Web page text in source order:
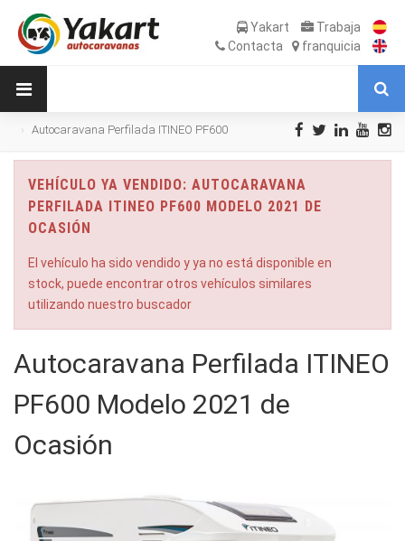
Yakart
Trabaja
Contacta
franquicia
Autocaravana Perfilada ITINEO PF600
VEHÍCULO YA VENDIDO: AUTOCARAVANA
PERFILADA ITINEO PF600 MODELO 2021 DE
OCASIÓN
El vehículo ha sido vendido y ya no está disponible en
stock, puede encontrar otros vehículos similares
utilizando nuestro buscador
Autocaravana Perfilada ITINEO
PF600 Modelo 2021 de
Ocasión